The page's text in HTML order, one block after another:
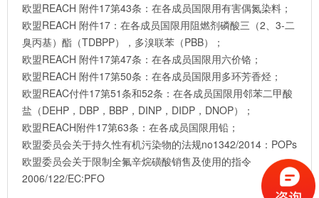
欧盟REACH 附件17第43条：在各成员国限用有害偶氮染料；
欧盟REACH 附件17：在各成员国限用阻燃剂磷酸三（2、3-二
臭丙基）酯（TDBPP），多溴联苯（PBB）；
欧盟REACH 附件17第47条：在各成员国限用六价铬；
欧盟REACH 附件17第50条：在各成员国限用多环芳香烃；
欧盟REAC付件17第51条和52条：在各成员国限用邻苯二甲酸
盐（DEHP，DBP，BBP，DINP，DIDP，DNOP）；
欧盟REACH附件17第63条：在各成员国限用铅；
欧盟委员会关于持久性有机污染物的法规no1342/2014：POPs
欧盟委员会关于限制全氟辛烷磺酸销售及使用的指令
2006/122/EC:PFO